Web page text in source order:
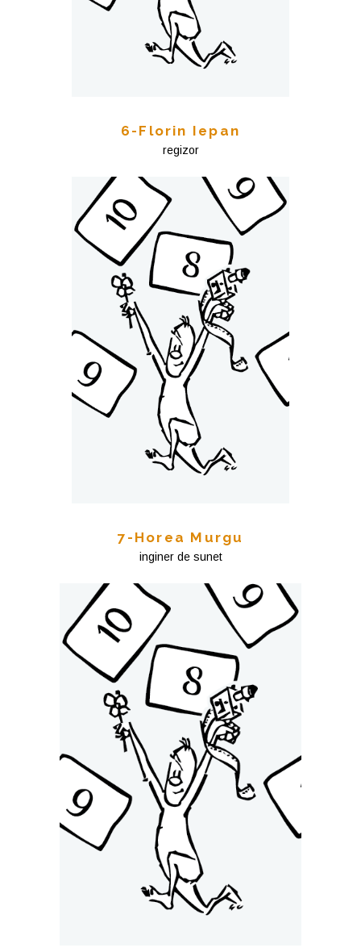
6-Florin Iepan
regizor
7-Horea Murgu
inginer de sunet